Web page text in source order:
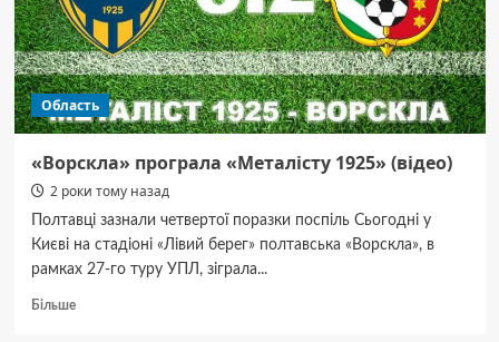
Область
«Ворскла» програла «Металісту 1925» (відео)
2 роки тому назад
Полтавці зазнали четвертої поразки поспіль Сьогодні у
Києві на стадіоні «Лівий берег» полтавська «Ворскла», в
рамках 27-го туру УПЛ, зіграла...
БільшеДокладніше